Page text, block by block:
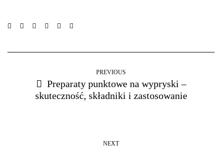
PREVIOUS
Preparaty punktowe na wypryski –
skuteczność, składniki i zastosowanie
NEXT